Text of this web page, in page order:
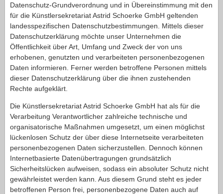
Datenschutz-Grundverordnung und in Übereinstimmung mit den
für die Künstlersekretariat Astrid Schoerke GmbH geltenden
landesspezifischen Datenschutzbestimmungen. Mittels dieser
Datenschutzerklärung möchte unser Unternehmen die
Öffentlichkeit über Art, Umfang und Zweck der von uns
erhobenen, genutzten und verarbeiteten personenbezogenen
Daten informieren. Ferner werden betroffene Personen mittels
dieser Datenschutzerklärung über die ihnen zustehenden
Rechte aufgeklärt.
Die Künstlersekretariat Astrid Schoerke GmbH hat als für die
Verarbeitung Verantwortlicher zahlreiche technische und
organisatorische Maßnahmen umgesetzt, um einen möglichst
lückenlosen Schutz der über diese Internetseite verarbeiteten
personenbezogenen Daten sicherzustellen. Dennoch können
Internetbasierte Datenübertragungen grundsätzlich
Sicherheitslücken aufweisen, sodass ein absoluter Schutz nicht
gewährleistet werden kann. Aus diesem Grund steht es jeder
betroffenen Person frei, personenbezogene Daten auch auf